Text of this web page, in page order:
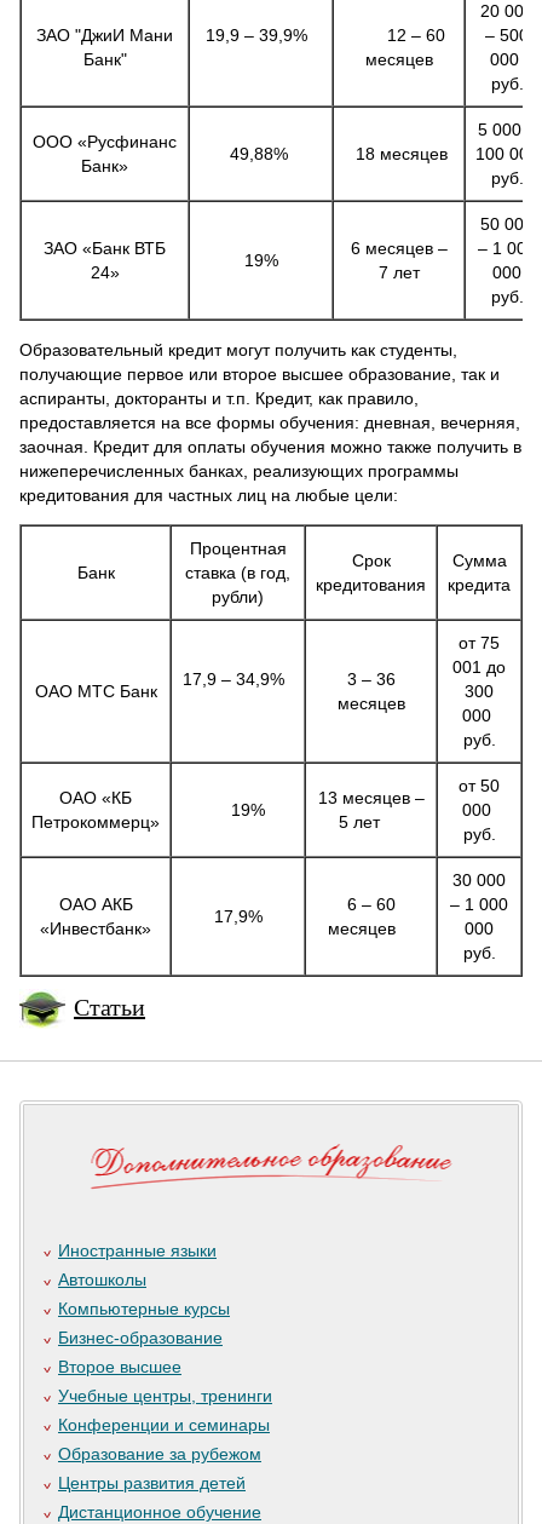
ЗАО "ДжиИ Мани
Банк"
19,9 – 39,9%
12 – 60
месяцев
20 000
– 500
000
руб.
ООО «Русфинанс
Банк»
49,88% 18 месяцев
5 000 –
100 000
руб.
ЗАО «Банк ВТБ
24»
19%
6 месяцев –
7 лет
50 000
– 1 000
000
руб.
Образовательный кредит могут получить как студенты,
получающие первое или второе высшее образование, так и
аспиранты, докторанты и т.п. Кредит, как правило,
предоставляется на все формы обучения: дневная, вечерняя,
заочная. Кредит для оплаты обучения можно также получить в
нижеперечисленных банках, реализующих программы
кредитования для частных лиц на любые цели:
Банк
Процентная
ставка (в год,
рубли)
Срок
кредитования
Сумма
кредита
ОАО МТС Банк
17,9 – 34,9%
3 – 36
месяцев
от 75
001 до
300
000
руб.
ОАО «КБ
Петрокоммерц»
19%
13 месяцев –
5 лет
от 50
000
руб.
ОАО АКБ
«Инвестбанк»
17,9%
6 – 60
месяцев
30 000
– 1 000
000
руб.
Статьи
Иностранные языки
Автошколы
Компьютерные курсы
Бизнес-образование
Второе высшее
Учебные центры, тренинги
Конференции и семинары
Образование за рубежом
Центры развития детей
Дистанционное обучение